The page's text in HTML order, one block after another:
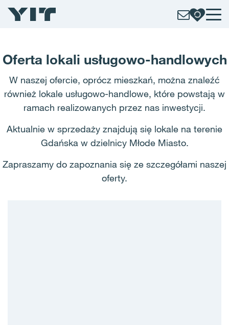
Oferta lokali usługowo-handlowych
W naszej ofercie, oprócz mieszkań, można znaleźć
również lokale usługowo-handlowe, które powstają w
ramach realizowanych przez nas inwestycji.
Aktualnie w sprzedaży znajdują się lokale na terenie
Gdańska w dzielnicy Młode Miasto.
Zapraszamy do zapoznania się ze szczegółami naszej
oferty.